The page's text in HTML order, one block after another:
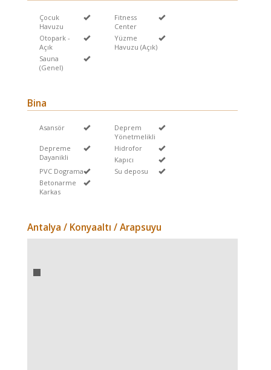
Çocuk
Havuzu
Fitness
Center
Otopark -
Açık
Yüzme
Havuzu (Açık)
Sauna
(Genel)
Bina
Asansör
Deprem
Yönetmelikli
Depreme
Dayanikli
Hidrofor
Kapıcı
PVC Dograma
Su deposu
Betonarme
Karkas
Antalya / Konyaaltı / Arapsuyu